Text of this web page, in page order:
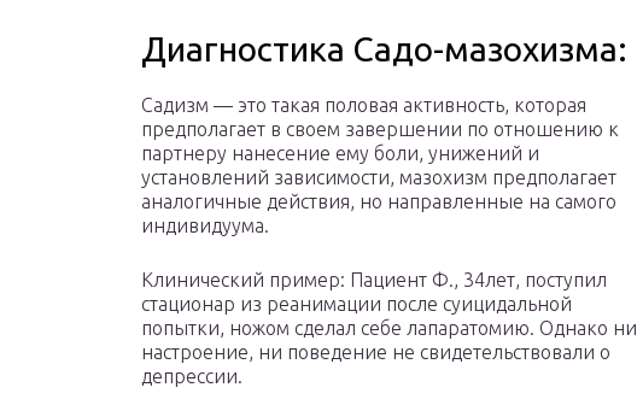
Диагностика Садо-мазохизма:
Садизм — это такая половая активность, которая
предполагает в своем завершении по отношению к
партнеру нанесение ему боли, унижений и
установлений зависимости, мазохизм предполагает
аналогичные действия, но направленные на самого
индивидуума.
Клинический пример: Пациент Ф., 34лет, поступил
стационар из реанимации после суицидальной
попытки, ножом сделал себе лапаратомию. Однако ни
настроение, ни поведение не свидетельствовали о
депрессии.